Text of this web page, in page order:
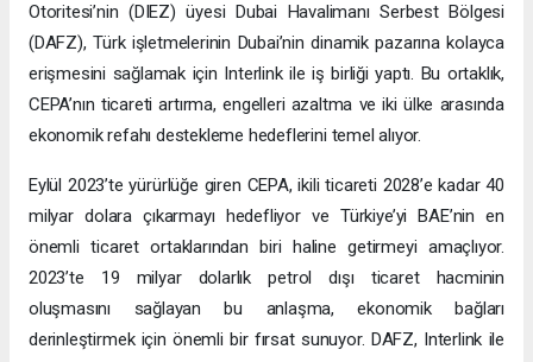
Otoritesi’nin (DIEZ) üyesi Dubai Havalimanı Serbest Bölgesi
(DAFZ), Türk işletmelerinin Dubai’nin dinamik pazarına kolayca
erişmesini sağlamak için Interlink ile iş birliği yaptı. Bu ortaklık,
CEPA’nın ticareti artırma, engelleri azaltma ve iki ülke arasında
ekonomik refahı destekleme hedeflerini temel alıyor.
Eylül 2023’te yürürlüğe giren CEPA, ikili ticareti 2028’e kadar 40
milyar dolara çıkarmayı hedefliyor ve Türkiye’yi BAE’nin en
önemli ticaret ortaklarından biri haline getirmeyi amaçlıyor.
2023’te 19 milyar dolarlık petrol dışı ticaret hacminin
oluşmasını sağlayan bu anlaşma, ekonomik bağları
derinleştirmek için önemli bir fırsat sunuyor. DAFZ, Interlink ile